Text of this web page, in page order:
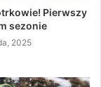
Pierwszy
sezonie
2025